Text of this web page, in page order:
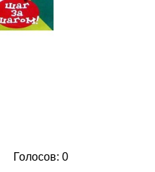
Голосов:0